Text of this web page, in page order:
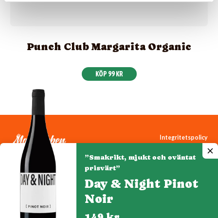
Punch Club Margarita Organic
KÖP 99 KR
Integritetspolicy
Cookiepolicy
Denna webbplats drivs av Vinklubben i Norden AB
”Smakrikt, mjukt och oväntat
prisvärt”
Day & Night Pinot
Noir